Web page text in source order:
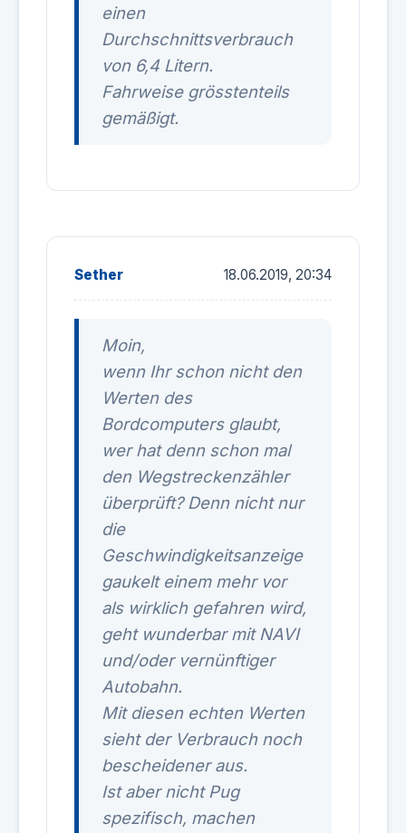
einen
Durchschnittsverbrauch
von 6,4 Litern.
Fahrweise grösstenteils
gemäßigt.
Sether 18.06.2019, 20:34
Moin,
wenn Ihr schon nicht den
Werten des
Bordcomputers glaubt,
wer hat denn schon mal
den Wegstreckenzähler
überprüft? Denn nicht nur
die
Geschwindigkeitsanzeige
gaukelt einem mehr vor
als wirklich gefahren wird,
geht wunderbar mit NAVI
und/oder vernünftiger
Autobahn.
Mit diesen echten Werten
sieht der Verbrauch noch
bescheidener aus.
Ist aber nicht Pug
spezifisch, machen